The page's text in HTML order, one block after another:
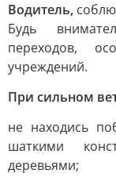
Водитель,
Будь
переходов,
учреждений.
При сильном
не находись
шаткими
деревьями;